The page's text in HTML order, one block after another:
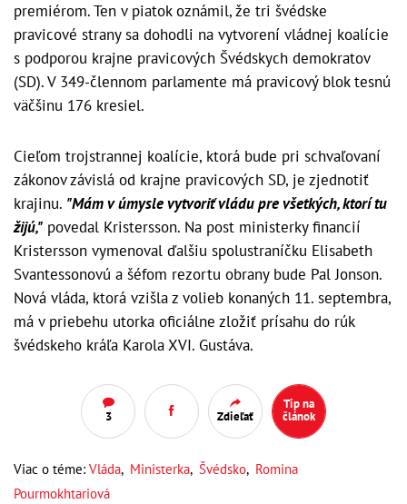
premiérom. Ten v piatok oznámil, že tri švédske
pravicové strany sa dohodli na vytvorení vládnej koalície
s podporou krajne pravicových Švédskych demokratov
(SD). V 349-člennom parlamente má pravicový blok tesnú
väčšinu 176 kresiel.
Cieľom trojstrannej koalície, ktorá bude pri schvaľovaní
zákonov závislá od krajne pravicových SD, je zjednotiť
krajinu. "Mám v úmysle vytvoriť vládu pre všetkých, ktorí tu
žijú," povedal Kristersson. Na post ministerky financií
Kristersson vymenoval ďalšiu spolustraníčku Elisabeth
Svantessonovú a šéfom rezortu obrany bude Pal Jonson.
Nová vláda, ktorá vzišla z volieb konaných 11. septembra,
má v priebehu utorka oficiálne zložiť prísahu do rúk
švédskeho kráľa Karola XVI. Gustáva.
3 Zdieľať
Tip na
článok
Viac o téme: Vláda, Ministerka, Švédsko, Romina
Pourmokhtariová